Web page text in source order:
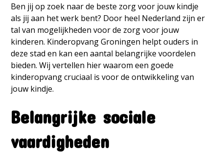
Ben jij op zoek naar de beste zorg voor jouw kindje
als jij aan het werk bent? Door heel Nederland zijn er
tal van mogelijkheden voor de zorg voor jouw
kinderen. Kinderopvang Groningen helpt ouders in
deze stad en kan een aantal belangrijke voordelen
bieden. Wij vertellen hier waarom een goede
kinderopvang cruciaal is voor de ontwikkeling van
jouw kindje.
Belangrijke sociale
vaardigheden